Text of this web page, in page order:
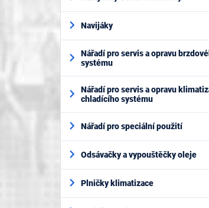
Navijáky
Nářadí pro servis a opravu
systému
Nářadí pro servis a opravu
chladícího systému
Nářadí pro speciální použití
Odsávačky a vypouštěčky oleje
Plničky klimatizace